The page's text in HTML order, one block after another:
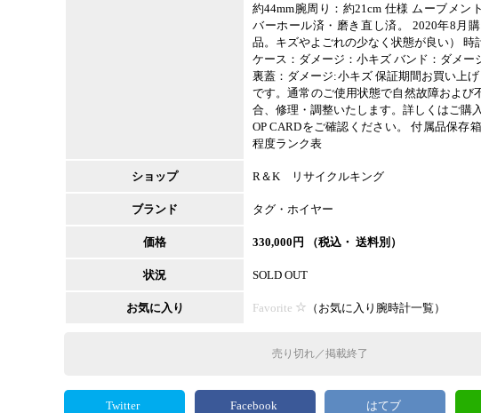
約44mm腕周り：約21cm 仕様 ムーブメン
バーホール済・磨き直し済。 2020年8月
品。キズやよごれの少なく状態が良い） 時
ケース：ダメージ：小キズ バンド：ダメー
裏蓋：ダメージ:小キズ 保証期間お買い上
です。通常のご使用状態で自然故障および
合、修理・調整いたします。詳しくはご購
OP CARDをご確認ください。 付属品保存
程度ランク表
ショップ R＆K リサイクルキング
ブランド タグ・ホイヤー
価格 330,000 円 （税込・ 送料別）
状況 SOLD OUT
お気に入り Favorite （ お気に入り腕時計一覧 ）
売り切れ／掲載終了
Twitter Facebook はてブ